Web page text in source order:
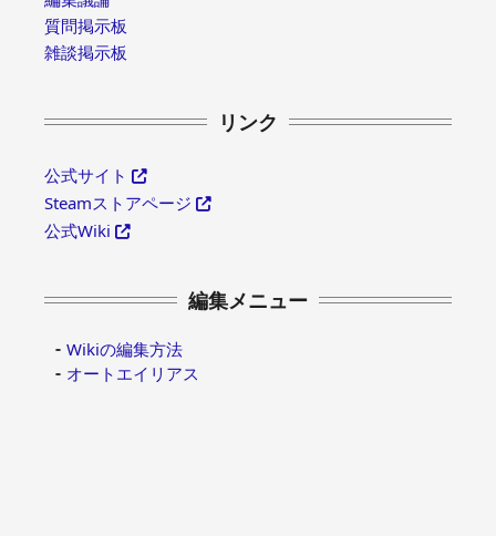
質問掲示板
雑談掲示板
リンク
公式サイト
Steamストアページ
公式Wiki
編集メニュー
Wikiの編集方法
オートエイリアス